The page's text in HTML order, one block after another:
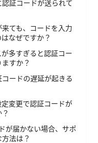
証コードが送られて
ても、コードを入力
なぜですか？
多すぎると認証コー
すか？
ードの遅延が起きる
変更で認証コードが
が届かない場合、サポ
法は？